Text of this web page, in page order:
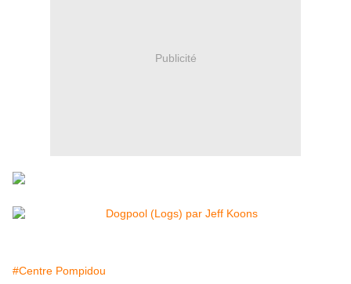
Publicité
#Centre Pompidou